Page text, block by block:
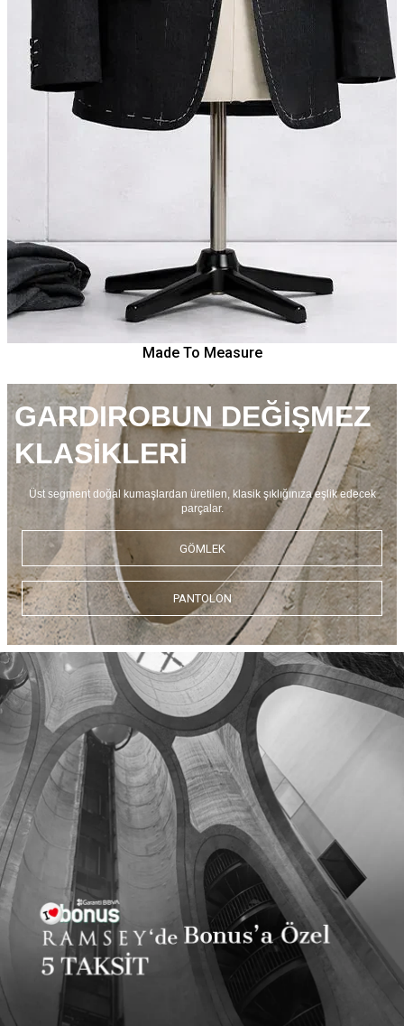
Made To Measure
GARDIROBUN DEĞİŞMEZ
KLASİKLERİ
Üst segment doğal kumaşlardan üretilen, klasik şıklığınıza eşlik edecek
parçalar.
GÖMLEK
PANTOLON